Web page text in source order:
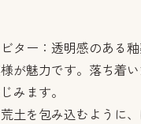
ター：透明感のある
が魅力です。落ち着
みます。
土を包み込むように